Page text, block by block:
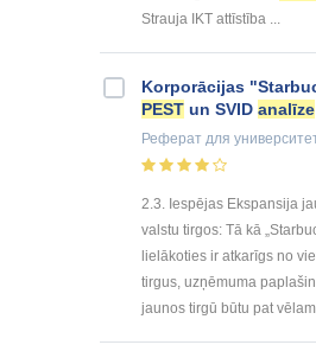
Strauja IKT attīstība ...
Korporācijas
PEST un SVID analīze
Реферат для
2.3. Iespējas Ekspansija
valstu tirgos: Tā kā
lielākoties ir atkarīgs no
tirgus, uzņēmuma
jaunos tirgū būtu pat